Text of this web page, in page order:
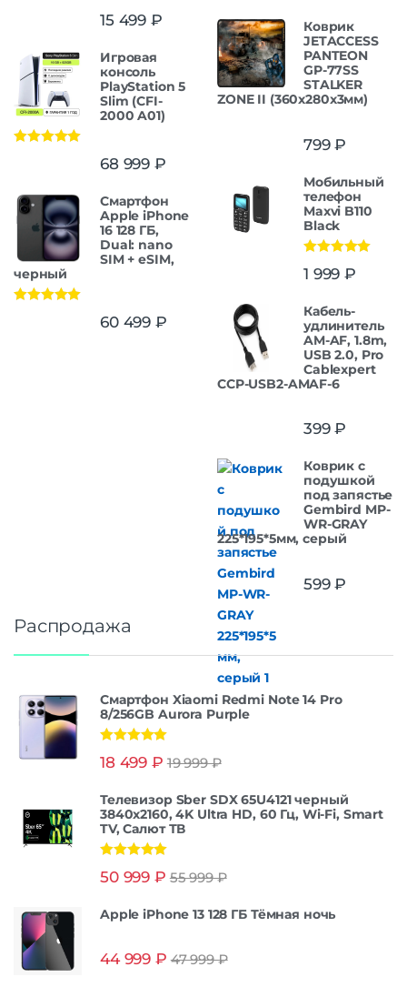
15 499 ₽
Игровая
консоль
PlayStation 5
Slim (CFI-
2000 A01)
68 999 ₽
Смартфон
Apple iPhone
16 128 ГБ,
Dual: nano
SIM + eSIM,
черный
60 499 ₽
Коврик
JETACCESS
PANTEON
GP-77SS
STALKER
ZONE II (360x280x3мм)
799₽
Мобильный
телефон
Maxvi B110
Black
из 5
1 999 ₽
Кабель-
удлинитель
AM-AF, 1.8m,
USB 2.0, Pro
Cablexpert
CCP-USB2-AMAF-6
399₽
Коврик с
подушкой
под запястье
Gembird MP-
WR-GRAY
225*195*5мм, серый
599₽
Распродажа
Смартфон Xiaomi Redmi Note 14 Pro
8/256GB Aurora Purple
из 5
18 499 ₽ 19 999₽
Телевизор Sber SDX 65U4121 черный
3840x2160, 4K Ultra HD, 60 Гц, Wi-Fi, Smart
TV, Салют ТВ
из 5
50 999 ₽ 55 999₽
Apple iPhone 13 128 ГБ Тёмная ночь
44 999 ₽ 47 999₽